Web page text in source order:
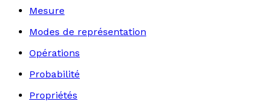
Mesure
Modes de représentation
Opérations
Probabilité
Propriétés